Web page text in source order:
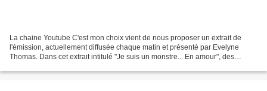
La chaine Youtube C'est mon choix vient de nous proposer un extrait de
l'émission, actuellement diffusée chaque matin et présenté par Evelyne
Thomas. Dans cet extrait intitulé "Je suis un monstre... En amour", des